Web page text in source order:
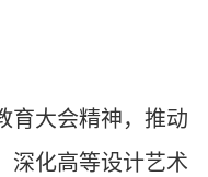
大会精神，推动
深化高等设计艺术